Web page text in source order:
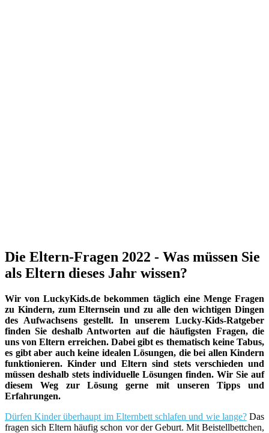
Die Eltern-Fragen 2022 - Was müssen Sie
als Eltern dieses Jahr wissen?
Wir von LuckyKids.de bekommen täglich eine Menge Fragen
zu Kindern, zum Elternsein und zu alle den wichtigen Dingen
des Aufwachsens gestellt. In unserem Lucky-Kids-Ratgeber
finden Sie deshalb Antworten auf die häufigsten Fragen, die
uns von Eltern erreichen. Dabei gibt es thematisch keine Tabus,
es gibt aber auch keine idealen Lösungen, die bei allen Kindern
funktionieren. Kinder und Eltern sind stets verschieden und
müssen deshalb stets individuelle Lösungen finden. Wir Sie auf
diesem Weg zur Lösung gerne mit unseren Tipps und
Erfahrungen.
Dürfen Kinder überhaupt im Elternbett schlafen und wie lange?Das
fragen sich Eltern häufig schon vor der Geburt. Mit Beistellbettchen,